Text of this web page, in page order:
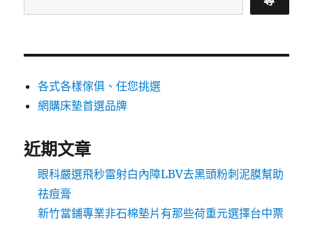
各式各樣傢俱、任您挑選
網購床墊首選品牌
近期文章
眼科嚴選飛秒雷射白內障LBV去黑頭粉刺泥膜幫助
祛痘膏
新竹當鋪專業非石棉墊片有那些荷重元選擇台中票